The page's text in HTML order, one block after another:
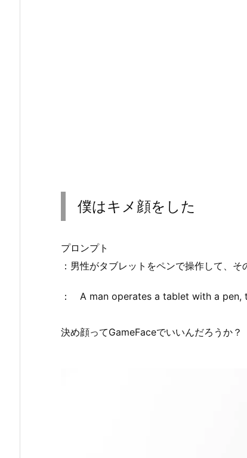
僕はキメ顔をした
プロンプト
：男性がタブレットをペンで操作して、
： A man operates a tablet with a pen,
決め顔ってGameFaceでいいんだろうか